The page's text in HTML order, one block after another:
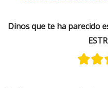
Dinos que te ha parecido